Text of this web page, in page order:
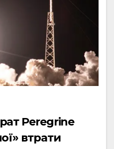
Peregrine
втрати